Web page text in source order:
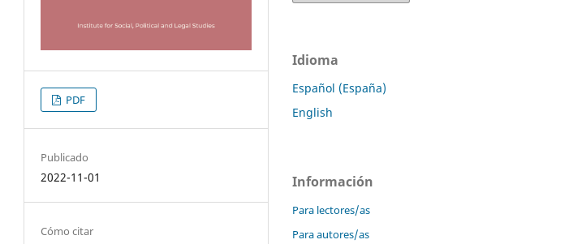
PDF
Publicado
2022-11-01
Cómo citar
Idioma
Español (España)
English
Información
Para lectores/as
Para autores/as